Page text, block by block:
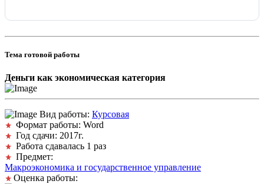
Тема готовой работы
Деньги как экономическая категория
Вид работы: Курсовая
Формат работы: Word
Год сдачи: 2017г.
Работа сдавалась 1 раз
Предмет:
Макроэкономика и государственное управление
Оценка работы: